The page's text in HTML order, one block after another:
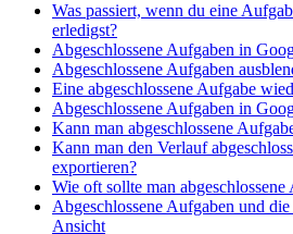
Was passiert, wenn du eine
erledigst?
Abgeschlossene Aufgaben in
Abgeschlossene Aufgaben
Eine abgeschlossene Aufgabe
Abgeschlossene Aufgaben in
Kann man abgeschlossene
Kann man den Verlauf
exportieren?
Wie oft sollte man abgeschlossene
Abgeschlossene Aufgaben und
Ansicht